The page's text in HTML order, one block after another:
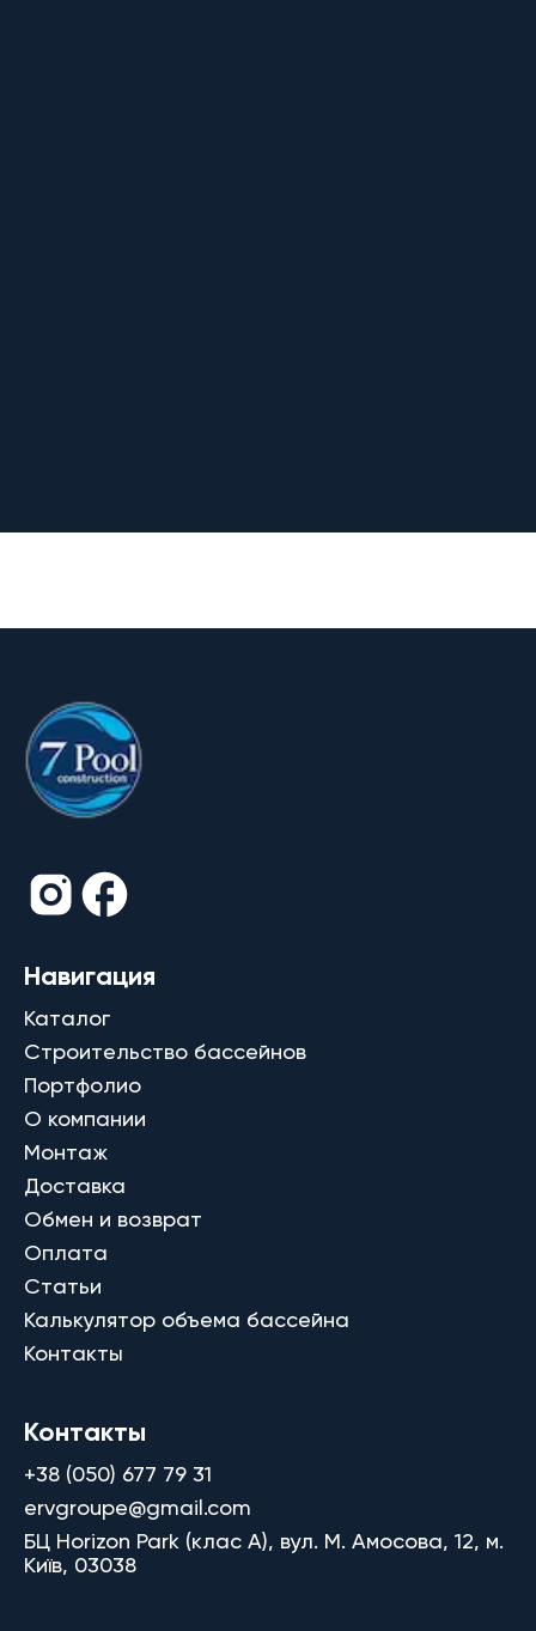
Навигация
Каталог
Строительство бассейнов
Портфолио
О компании
Монтаж
Доставка
Обмен и возврат
Оплата
Статьи
Калькулятор объема бассейна
Контакты
Контакты
+38 (050) 677 79 31
ervgroupe@gmail.com
БЦ Horizon Park (клас A), вул. М. Амосова, 12, м.
Київ, 03038